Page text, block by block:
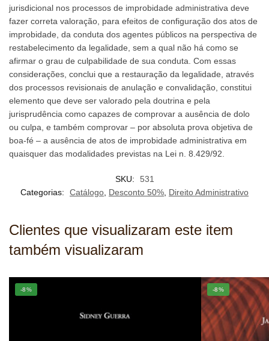
jurisdicional nos processos de improbidade administrativa deve
fazer correta valoração, para efeitos de configuração dos atos de
improbidade, da conduta dos agentes públicos na perspectiva de
restabelecimento da legalidade, sem a qual não há como se
afirmar o grau de culpabilidade de sua conduta. Com essas
considerações, conclui que a restauração da legalidade, através
dos processos revisionais de anulação e convalidação, constitui
elemento que deve ser valorado pela doutrina e pela
jurisprudência como capazes de comprovar a ausência de dolo
ou culpa, e também comprovar – por absoluta prova objetiva de
boa-fé – a ausência de atos de improbidade administrativa em
quaisquer das modalidades previstas na Lei n. 8.429/92.
SKU:
531
Categorias:
Catálogo, Desconto 50%, Direito Administrativo
Clientes que visualizaram este item
também visualizaram
-8% -8%